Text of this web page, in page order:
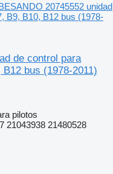
20745552 unidad
B9, B10, B12 bus (1978-
de control para
bus (1978-2011)
pilotos
21043938 21480528